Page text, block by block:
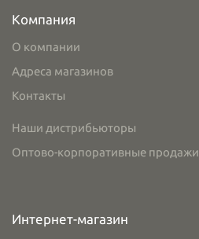
Компания
О компании
Адреса магазинов
Контакты
Наши дистрибьюторы
Оптово-корпоративные продажи
Интернет-магазин